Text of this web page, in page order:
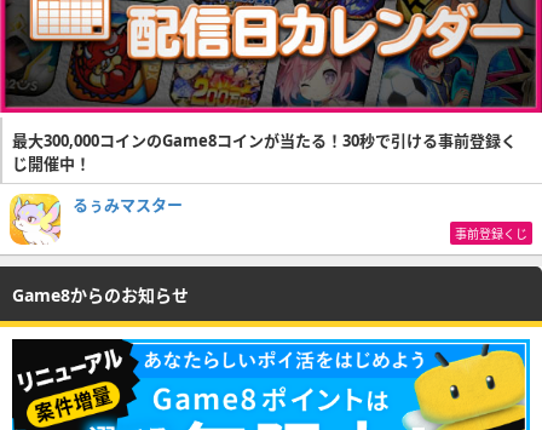
最大300,000コインのGame8コインが当たる！30秒で引ける事前登録く
じ開催中！
るぅみマスター
事前登録くじ
Game8からのお知らせ